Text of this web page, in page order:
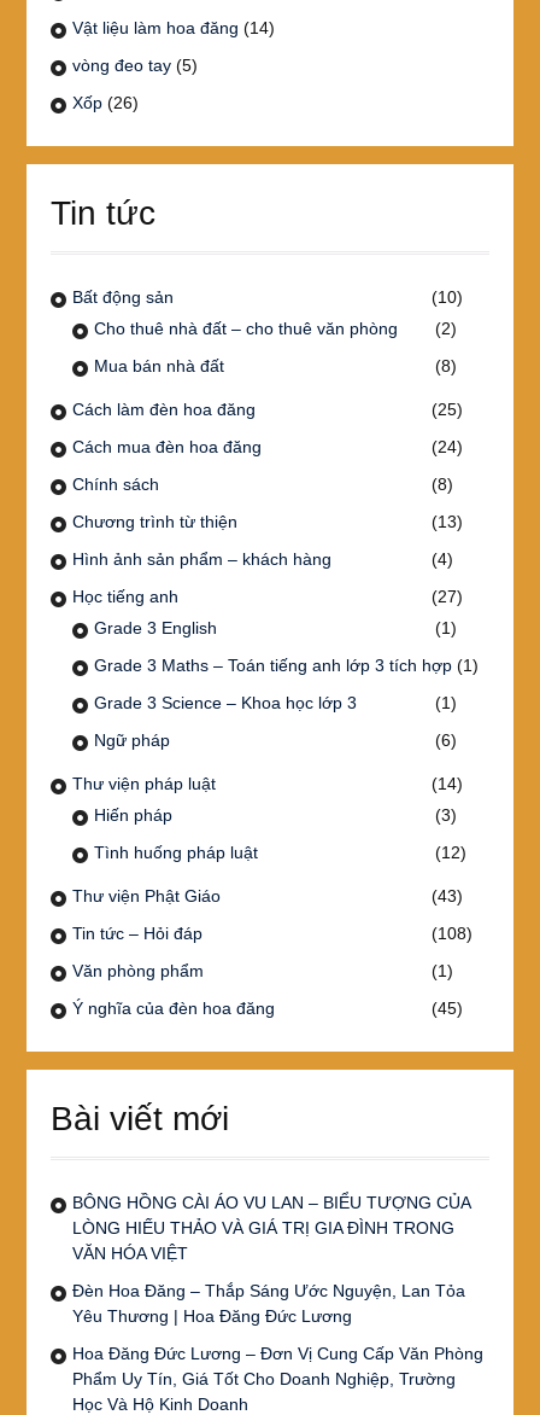
Vật liệu làm hoa đăng (14)
vòng đeo tay (5)
Xốp (26)
Tin tức
Bất động sản
(10)
Cho thuê nhà đất – cho thuê văn phòng
(2)
Mua bán nhà đất
(8)
Cách làm đèn hoa đăng
(25)
Cách mua đèn hoa đăng
(24)
Chính sách
(8)
Chương trình từ thiện
(13)
Hình ảnh sản phẩm – khách hàng
(4)
Học tiếng anh
(27)
Grade 3 English
(1)
Grade 3 Maths – Toán tiếng anh lớp 3 tích hợp(1)
Grade 3 Science – Khoa học lớp 3
(1)
Ngữ pháp
(6)
Thư viện pháp luật
(14)
Hiến pháp
(3)
Tình huống pháp luật
(12)
Thư viện Phật Giáo
(43)
Tin tức – Hỏi đáp
(108)
Văn phòng phẩm
(1)
Ý nghĩa của đèn hoa đăng
(45)
Bài viết mới
BÔNG HỒNG CÀI ÁO VU LAN – BIỂU TƯỢNG CỦA
LÒNG HIẾU THẢO VÀ GIÁ TRỊ GIA ĐÌNH TRONG
VĂN HÓA VIỆT
Đèn Hoa Đăng – Thắp Sáng Ước Nguyện, Lan Tỏa
Yêu Thương | Hoa Đăng Đức Lương
Hoa Đăng Đức Lương – Đơn Vị Cung Cấp Văn Phòng
Phẩm Uy Tín, Giá Tốt Cho Doanh Nghiệp, Trường
Học Và Hộ Kinh Doanh